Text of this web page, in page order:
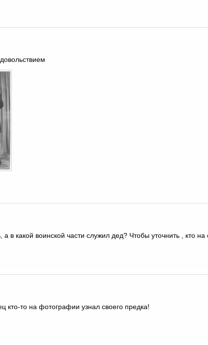
а в какой воинской части служил дед? Чтобы уточнить , кто
кто-то на фотографии узнал своего предка!